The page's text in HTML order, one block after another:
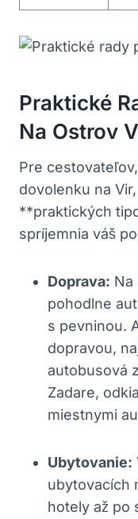
Praktické
Na Ostrov
Pre
dovolenku na
**praktických
spríjemnia váš
Doprava: Na
pohodlne
s pevninou.
dopravou,
autobusová
Zadare,
miestnymi
Ubytovanie:
ubytovacích
hotely až po